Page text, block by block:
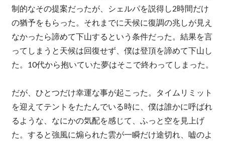
制的なその提案だったが、シェルパを説得し2時間だけ
の猶予をもらった。それまでに天候に復調の兆しが見え
なかったら諦めて下山するという条件だった。結果を言
ってしまうと天候は回復せず、僕は登頂を諦めて下山し
た。10代から抱いていた夢はそこで終わってしまった。
だが、ひとつだけ幸運な事が起こった。タイムリミット
を迎えてテントをたたんでいる時に、僕は誰かに呼ばれ
るような、なにかの気配を感じて、ふっと空を見上げ
た。すると強風に煽られた雲が一瞬だけ途切れ、嘘のよ